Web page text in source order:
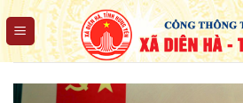
Chuyển
đến
nội